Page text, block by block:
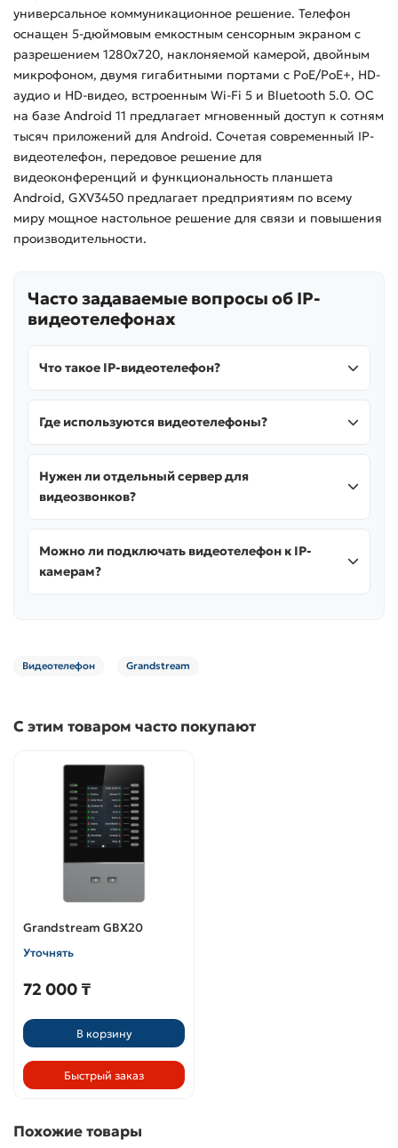
универсальное коммуникационное решение. Телефон
оснащен 5-дюймовым емкостным сенсорным экраном с
разрешением 1280x720, наклоняемой камерой, двойным
микрофоном, двумя гигабитными портами с PoE/PoE+, HD-
аудио и HD-видео, встроенным Wi-Fi 5 и Bluetooth 5.0. ОС
на базе Android 11 предлагает мгновенный доступ к сотням
тысяч приложений для Android. Сочетая современный IP-
видеотелефон, передовое решение для
видеоконференций и функциональность планшета
Android, GXV3450 предлагает предприятиям по всему
миру мощное настольное решение для связи и повышения
производительности.
Часто задаваемые вопросы об IP-
видеотелефонах
Что такое IP-видеотелефон?
Где используются видеотелефоны?
Нужен ли отдельный сервер для
видеозвонков?
Можно ли подключать видеотелефон к IP-
камерам?
Видеотелефон Grandstream
С этим товаром часто покупают
Grandstream GBX20
Уточнять
72 000 ₸
В корзину
Быстрый заказ
Похожие товары